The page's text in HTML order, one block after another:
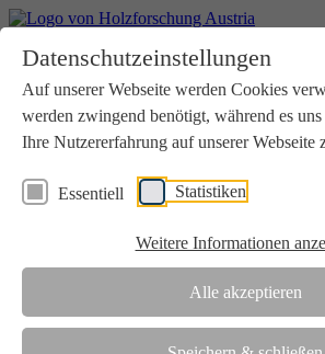
Datenschutzeinstellungen
Auf unserer Webseite werden Cookies
werden zwingend benötigt, während es
Ihre Nutzererfahrung auf unserer Webseite
Essentiell Statistiken
Weitere Informationen
Alle akzeptieren
Aktuelles
Downloads
Kontakt
Login
Verein
Wir unterstützen die Interessen der
Zusammenarbeit mit Wissenschaft und
Die Holzforschung Austria ist akkreditierte